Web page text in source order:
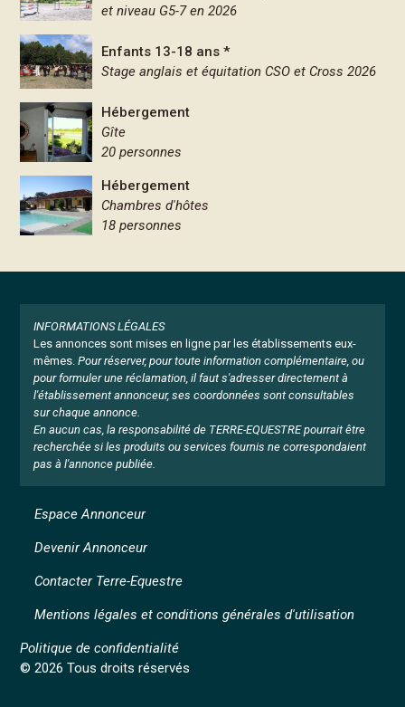
et niveau G5-7 en 2026
Enfants 13-18 ans *
Stage anglais et équitation CSO et Cross 2026
Hébergement
Gîte
20 personnes
Hébergement
Chambres d'hôtes
18 personnes
INFORMATIONS LÉGALES
Les annonces sont mises en ligne par les établissements eux-
mêmes. Pour réserver, pour toute information complémentaire, ou
pour formuler une réclamation, il faut s'adresser directement à
l'établissement annonceur, ses coordonnées sont consultables
sur chaque annonce.
En aucun cas, la responsabilité de TERRE-EQUESTRE pourrait être
recherchée si les produits ou services fournis ne correspondaient
pas à l'annonce publiée.
Mentions légales et conditions générales d'utilisation
Politique de confidentialité
© 2026 Tous droits réservés
Espace Annonceur
Devenir Annonceur
Contacter Terre-Equestre